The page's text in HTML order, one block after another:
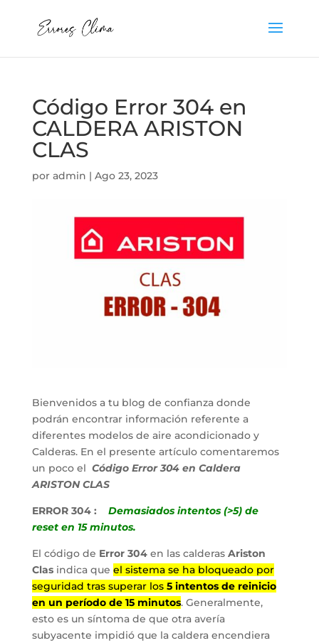
Código Error 304 en
CALDERA ARISTON
CLAS
por admin | Ago 23, 2023
Bienvenidos a tu blog de confianza donde
podrán encontrar información referente a
diferentes modelos de aire acondicionado y
Calderas. En el presente artículo comentaremos
un poco el Código Error 304 en Caldera
ARISTON CLAS
ERROR 304 :
Demasiados intentos (>5) de
reset en 15 minutos.
El código de Error 304en las calderas Ariston
Clasindica que el sistema se ha bloqueado por
seguridad tras superar los 5 intentos de reinicio
en un período de 15 minutos. Generalmente,
esto es un síntoma de que otra avería
subyacente impidió que la caldera encendiera